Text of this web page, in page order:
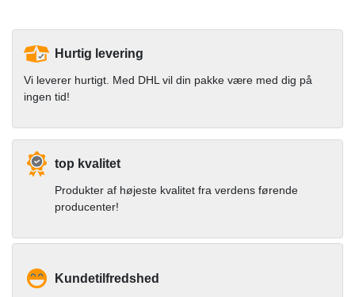
Hurtig levering
Vi leverer hurtigt. Med DHL vil din pakke være med dig på
ingen tid!
top kvalitet
Produkter af højeste kvalitet fra verdens førende
producenter!
Kundetilfredshed